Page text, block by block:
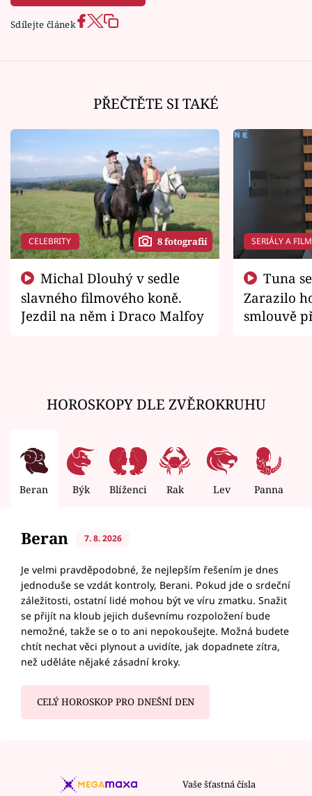
Sdílejte článek
PŘEČTĚTE SI TAKÉ
CELEBRITY 8 fotografií
slavného filmového koně.
Jezdil na něm i Draco Malfoy
SERIÁLY A
Zarazilo
smlouvě
HOROSKOPY DLE ZVĚROKRUHU
Beran Býk Blíženci Rak Lev Panna
Beran 7. 8. 2026
Je velmi pravděpodobné, že nejlepším řešením je dnes
jednoduše se vzdát kontroly, Berani. Pokud jde o srdeční
záležitosti, ostatní lidé mohou být ve víru zmatku. Snažit
se přijít na kloub jejich duševnímu rozpoložení bude
nemožné, takže se o to ani nepokoušejte. Možná budete
chtít nechat věci plynout a uvidíte, jak dopadnete zítra,
než uděláte nějaké zásadní kroky.
CELÝ HOROSKOP PRO DNEŠNÍ DEN
Vaše šťastná čísla